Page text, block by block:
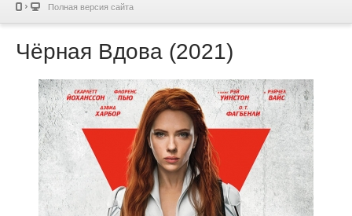
Полная версия сайта
Чёрная Вдова (2021)